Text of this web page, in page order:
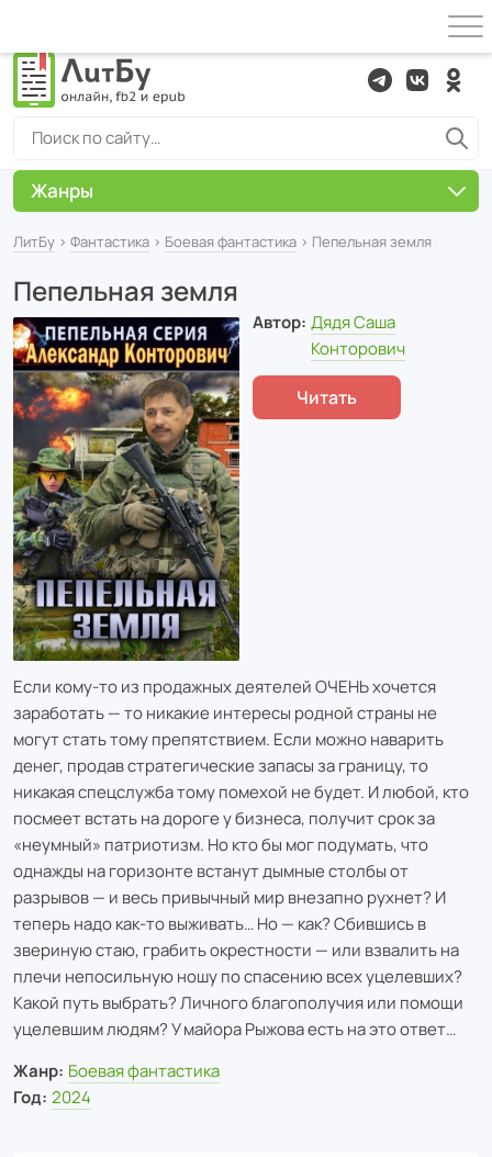
ЛитБу › Фантастика › Боевая фантастика › Пепельная земля
Пепельная земля
Автор: Дядя Саша
Конторович
Читать
Если кому-то из продажных деятелей ОЧЕНЬ хочется
заработать — то никакие интересы родной страны не
могут стать тому препятствием. Если можно наварить
денег, продав стратегические запасы за границу, то
никакая спецслужба тому помехой не будет. И любой, кто
посмеет встать на дороге у бизнеса, получит срок за
«неумный» патриотизм. Но кто бы мог подумать, что
однажды на горизонте встанут дымные столбы от
разрывов — и весь привычный мир внезапно рухнет? И
теперь надо как-то выживать… Но — как? Сбившись в
звериную стаю, грабить окрестности — или взвалить на
плечи непосильную ношу по спасению всех уцелевших?
Какой путь выбрать? Личного благополучия или помощи
уцелевшим людям? У майора Рыжова есть на это ответ…
Жанр: Боевая фантастика
Год: 2024
Жанры